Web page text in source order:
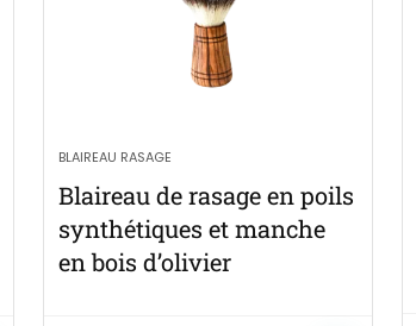
BLAIREAU RASAGE
Blaireau de rasage en poils
synthétiques et manche
en bois d’olivier